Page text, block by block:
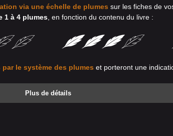
via une échelle de plumes sur les fiches de
1 à 4 plumes , en fonction du contenu du livre :
le système des plumes et porteront une
Plus de détails